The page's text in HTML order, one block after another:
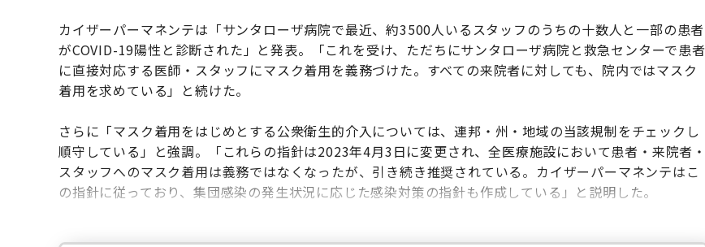
カイザーパーマネンテは「サンタローザ病院で最近、約3500人いるスタッフのうちの十数人と一部の患者
がCOVID-19陽性と診断された」と発表。「これを受け、ただちにサンタローザ病院と救急センターで患者
に直接対応する医師・スタッフにマスク着用を義務づけた。すべての来院者に対しても、院内ではマスク
着用を求めている」と続けた。
さらに「マスク着用をはじめとする公衆衛生的介入については、連邦・州・地域の当該規制をチェックし
順守している」と強調。「これらの指針は2023年4月3日に変更され、全医療施設において患者・来院者・
スタッフへのマスク着用は義務ではなくなったが、引き続き推奨されている。カイザーパーマネンテはこ
の指針に従っており、集団感染の発生状況に応じた感染対策の指針も作成している」と説明した。